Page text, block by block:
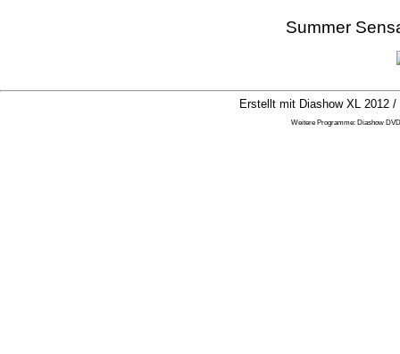
Summer
Erstellt mit Diashow XL 2012
Weitere Programme: Diashow DVD